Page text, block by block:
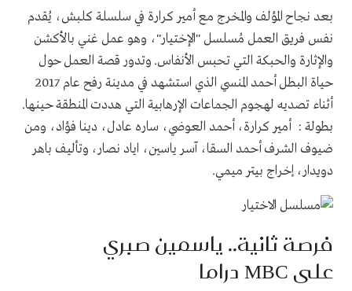
بعد نجاح المؤلف والمخرج مع أمير كرارة في سلسلة كلبش، يُقدم
نفس فريق العمل مُسلسل "الإختيار"، وهو عمل غني بالأكشن
والإثارة والحبكة التي تحبس الأنفاس. وتدور قصة العمل حول
حياة البطل أحمد المنسي الذي استشهد في مدينة رفح عام 2017
أثناء تصديه لهجوم الجماعات الإرهابية التي هددت المنطقة حينها.
بطولة : أمير كرارة، أحمد العوضي، ساره عادل، دينا فؤاد، ومن
ضيوف الشرف أحمد السقا، آسر ياسين، اياد نصار، وتأليف باهر
دويدار، إخراج بيتر ميمي.
فرصة ثانية.. ياسمين صبري
علىMBCدراما